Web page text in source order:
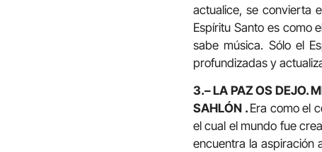
actualice, se convierta
Espíritu Santo es como
sabe música. Sólo el
profundizadas y
3.– LA PAZ OS DEJO.
SAHLÓN . Era como el
el cual el mundo fue
encuentra la aspiración